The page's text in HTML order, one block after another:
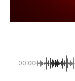
00:00